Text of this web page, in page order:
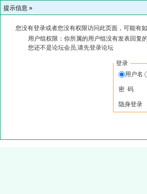
提示信息 »
您没有登录或者您没有权限访问此页面，可能有
用户组权限：你所属的用户组没有发表回复
您还不是论坛会员,请先登录论坛
登录
用户名
密 码
隐身登录